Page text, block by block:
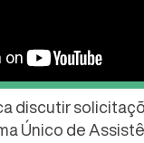
discutir
Único de